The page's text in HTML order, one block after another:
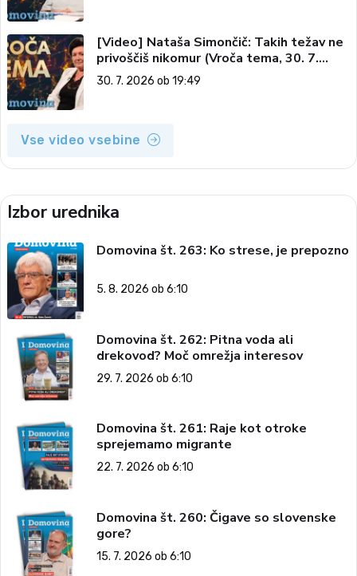
[Video] Nataša Simončič: Takih težav ne
privoščiš nikomur (Vroča tema, 30. 7.
2026)
30. 7. 2026 ob 19:49
Vse video vsebine
Izbor urednika
Domovina št. 263: Ko strese, je prepozno
5. 8. 2026 ob 6:10
Domovina št. 262: Pitna voda ali
drekovod? Moč omrežja interesov
29. 7. 2026 ob 6:10
Domovina št. 261: Raje kot otroke
sprejemamo migrante
22. 7. 2026 ob 6:10
Domovina št. 260: Čigave so slovenske
gore?
15. 7. 2026 ob 6:10